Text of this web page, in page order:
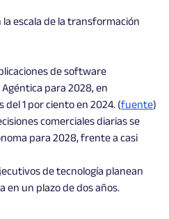
escala de la transformación
de software
para 2028, en
1 por ciento en 2024. (fuente)
comerciales diarias se
para 2028, frente a casi
de tecnología planean
en un plazo de dos años.